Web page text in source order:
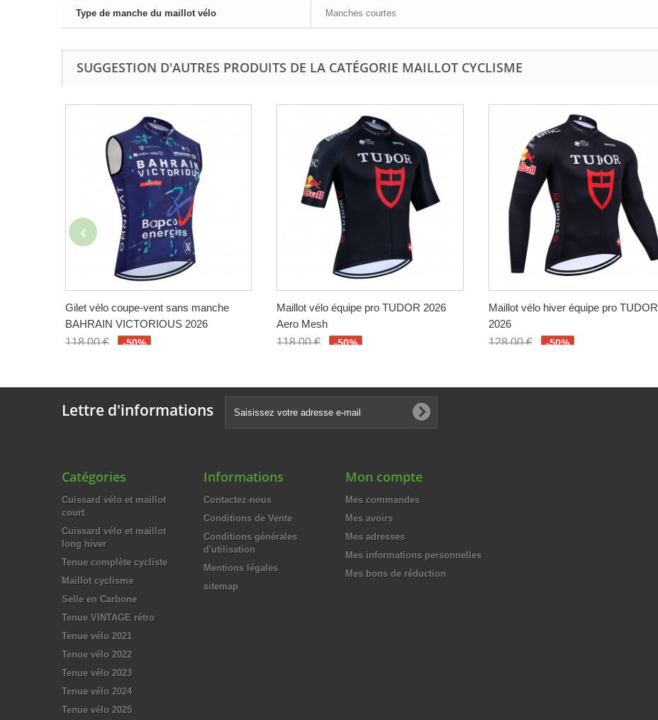
Type de manche du maillot vélo Manches courtes
SUGGESTION D'AUTRES PRODUITS DE LA CATÉGORIE MAILLOT CYCLISME
Gilet vélo coupe-vent sans manche
BAHRAIN VICTORIOUS 2026
118,00 €
-50%
Maillot vélo équipe pro TUDOR 2026
Aero Mesh
118,00 €
-50%
Maillot vélo hiver équipe pro TUDOR
2026
128,00 €
-50%
Lettre d'informations
Catégories
Cuissard vélo et maillot
court
Cuissard vélo et maillot
long hiver
Tenue complète cycliste
Maillot cyclisme
Selle en Carbone
Tenue VINTAGE rétro
Tenue vélo 2021
Tenue vélo 2022
Tenue vélo 2023
Tenue vélo 2024
Tenue vélo 2025
Informations
Contactez-nous
Conditions de Vente
Conditions générales
d'utilisation
Mentions légales
sitemap
Mon compte
Mes commandes
Mes avoirs
Mes adresses
Mes informations personnelles
Mes bons de réduction